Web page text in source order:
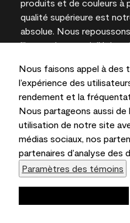
Nous faisons appel à des
l’expérience des
rendement et la
Nous partageons aussi
utilisation de notre site
médias sociaux, nos
partenaires d’analyse des
Paramètres des témoins
produits et de couleurs à
qualité supérieure est
absolue. Nous
l’innovation et
l’expertise locale.
Les couleurs
documents imprimés
en contenant.